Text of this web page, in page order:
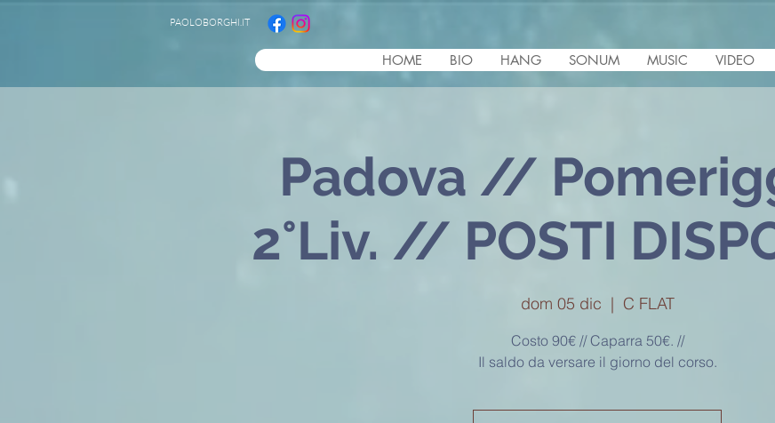
PAOLOBORGHI.IT
HOME BIO HANG SONUM MUSIC VIDEO
Padova //
2°Liv. // POSTI
dom 05 dic
  |
C FLAT
Costo 90€ // Caparra 50€. //